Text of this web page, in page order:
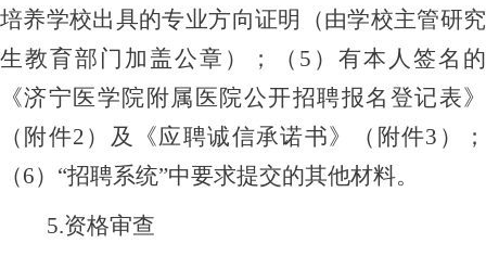
培养学校出具的专业方向证明（由学校主管研究
生教育部门加盖公章）；（5）有本人签名的
《济宁医学院附属医院公开招聘报名登记表》
（附件2）及《应聘诚信承诺书》（附件3）；
（6）“招聘系统”中要求提交的其他材料。
5.资格审查